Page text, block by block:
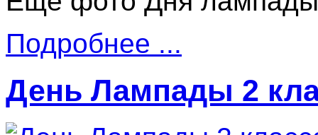
Подробнее ...
День Лампады 2